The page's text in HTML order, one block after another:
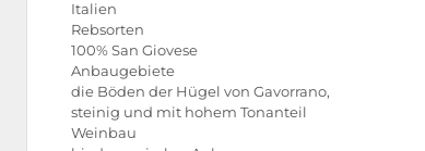
Italien
Rebsorten
100% San Giovese
Anbaugebiete
die Böden der Hügel von Gavorrano,
steinig und mit hohem Tonanteil
Weinbau